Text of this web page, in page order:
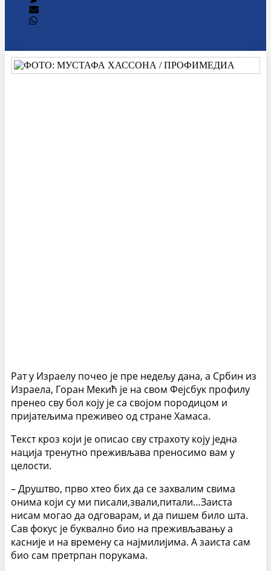
Рат у Израелу почео је пре недељу дана, а Србин из
Израела, Горан Мекић је на свом Фејсбук профилу
пренео сву бол коју је са својом породицом и
пријатељима преживео од стране Хамаса.
Текст кроз који је описао сву страхоту коју једна
нација тренутно преживљава преносимо вам у
целости.
– Друштво, прво хтео бих да се захвалим свима
онима који су ми писали,звали,питали…Заиста
нисам могао да одговарам, и да пишем било шта.
Сав фокус је буквално био на преживљавању а
касније и на времену са најмилијима. А заиста сам
био сам претрпан порукама.